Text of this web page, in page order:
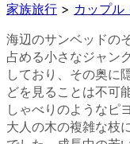
家族旅行 > カップル
海辺のサンベッドの
占める小さなジャン
しており、その奥に
どを見ることは不可
しゃべりのようなピ
大人の木の複雑な枝